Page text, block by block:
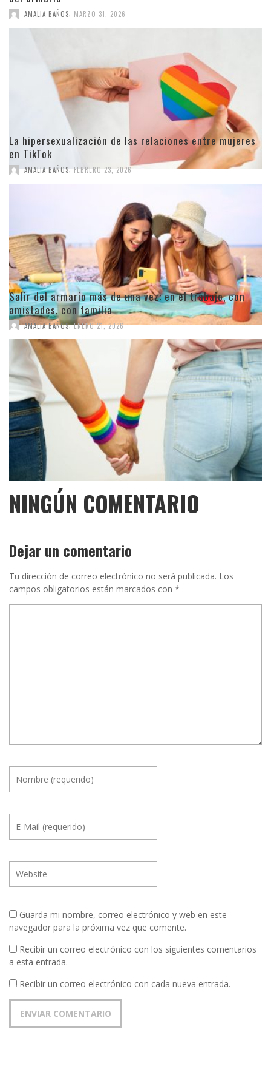
AMALIA BAÑOS MARZO 31, 2026
La hipersexualización de las relaciones entre mujeres
en TikTok
AMALIA BAÑOS, FEBRERO 23, 2026
Salir del armario más de una vez: en el trabajo, con
amistades, con familia
AMALIA BAÑOS, ENERO 21, 2026
NINGÚN COMENTARIO
Dejar un comentario
Tu dirección de correo electrónico no será publicada. Los
campos obligatorios están marcados con *
Guarda mi nombre, correo electrónico y web en este
navegador para la próxima vez que comente.
Recibir un correo electrónico con los siguientes comentarios
a esta entrada.
Recibir un correo electrónico con cada nueva entrada.